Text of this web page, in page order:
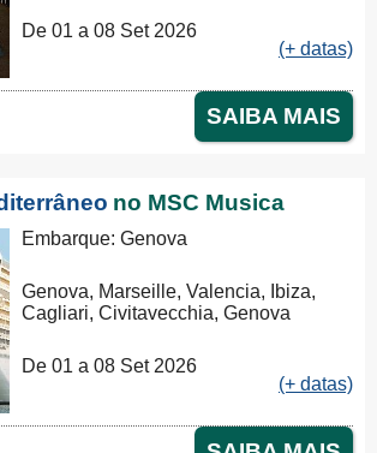
De 01 a 08 Set 2026
(+ datas)
SAIBA MAIS
no MSC Musica
Embarque: Genova
Genova, Marseille, Valencia, Ibiza,
Cagliari, Civitavecchia, Genova
De 01 a 08 Set 2026
(+ datas)